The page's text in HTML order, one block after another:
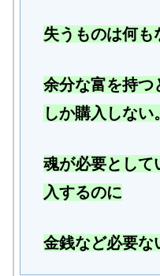
失うものは何も
余分な富を持つ
しか購入しない。
魂が必要として
入するのに
金銭など必要な